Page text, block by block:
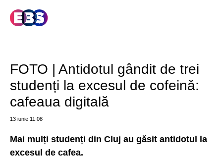
FOTO | Antidotul gândit de trei
studenți la excesul de cofeină:
cafeaua digitală
13 iunie 11:08
Mai mulți studenți din Cluj au găsit antidotul la
excesul de cafea.